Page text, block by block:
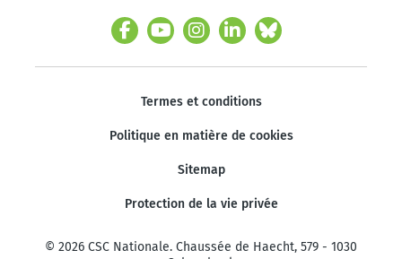
Termes et conditions
Politique en matière de cookies
Sitemap
Protection de la vie privée
© 2026 CSC Nationale. Chaussée de Haecht, 579 - 1030